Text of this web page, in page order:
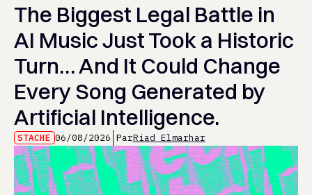
The Biggest Legal Battle in
AI Music Just Took a Historic
Turn… And It Could Change
Every Song Generated by
Artificial Intelligence.
STACHE 06/08/2026 ParRiad Elmarhar